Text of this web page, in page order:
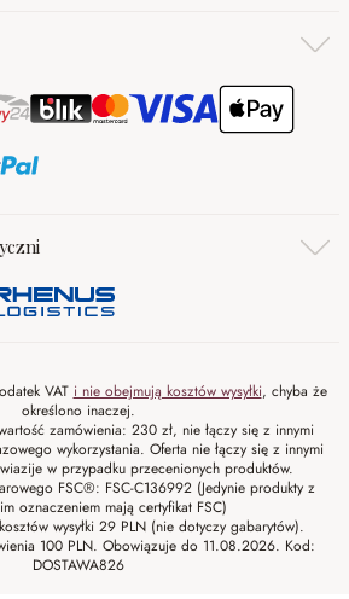
VAT i nie obejmują kosztów wysyłki, chyba że
określono inaczej.
zamówienia: 230 zł, nie łączy się z innymi
wykorzystania. Oferta nie łączy się z innymi
w przypadku przecenionych produktów.
FSC®: FSC-C136992 (Jedynie produkty z
oznaczeniem mają certyfikat FSC)
wysyłki 29 PLN (nie dotyczy gabarytów).
100 PLN. Obowiązuje do 11.08.2026. Kod:
DOSTAWA826